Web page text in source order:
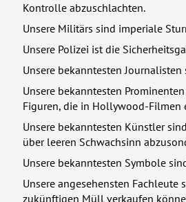
Kontrolle abzuschlachten.
Unsere Militärs sind imperiale
Unsere Polizei ist die
Unsere bekanntesten
Unsere bekanntesten
Figuren, die in Hollywood-Filmen
Unsere bekanntesten Künstler
über leeren Schwachsinn
Unsere bekanntesten Symbole
Unsere angesehensten Fachleute
zukünftigen Müll verkaufen